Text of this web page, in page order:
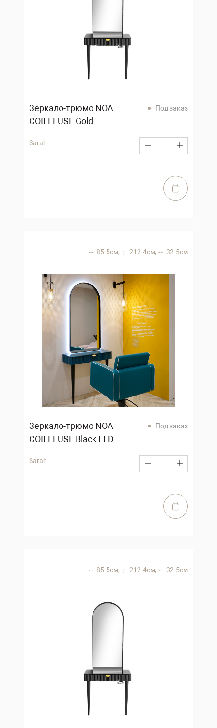
Зеркало-трюмо NOA
COIFFEUSE Gold
Под заказ
Sarah
85.5 см, 212.4 см, 32.5 см
Зеркало-трюмо NOA
COIFFEUSE Black LED
Под заказ
Sarah
85.5 см, 212.4 см, 32.5 см